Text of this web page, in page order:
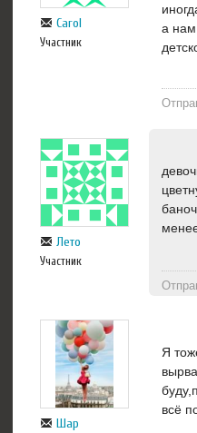
Carol
Участник
а нам
Лето
Участник
Шар
Я
всё